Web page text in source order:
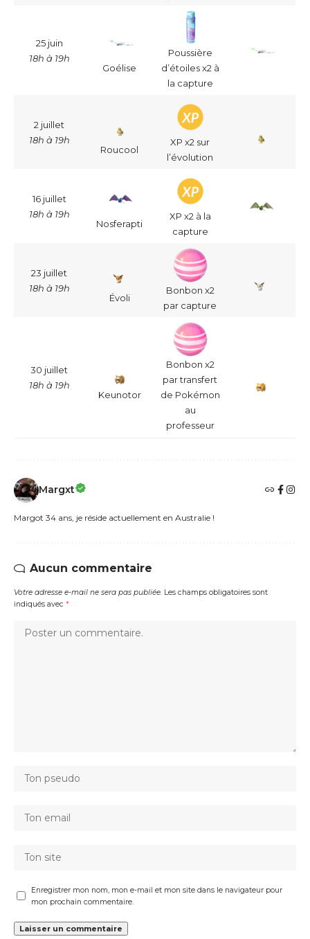
25 juin
18h à 19h
Goélise
Poussière
d’étoiles x2 à
la capture
2 juillet
18h à 19h
Roucool
XP x2 sur
l’évolution
16 juillet
18h à 19h
Nosferapti
XP x2 à la
capture
23 juillet
18h à 19h
Évoli
Bonbon x2
par capture
30 juillet
18h à 19h
Keunotor
Bonbon x2
par transfert
de Pokémon
au
professeur
Margxt
Margot 34 ans, je réside actuellement en Australie !
Aucun commentaire
Votre adresse e-mail ne sera pas publiée. Les champs obligatoires sont
indiqués avec *
Enregistrer mon nom, mon e-mail et mon site dans le navigateur pour
mon prochain commentaire.